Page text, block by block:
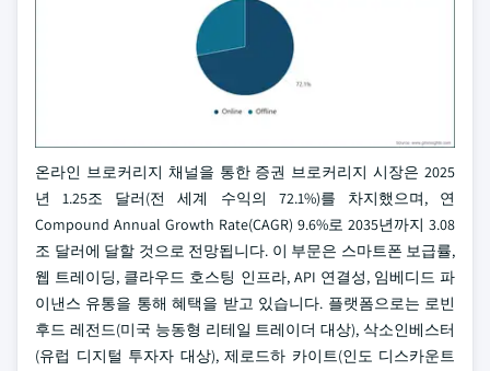
온라인 브로커리지 채널을 통한 증권 브로커리지 시장은 2025
년 1.25조 달러(전 세계 수익의 72.1%)를 차지했으며, 연
Compound Annual Growth Rate(CAGR) 9.6%로 2035년까지 3.08
조 달러에 달할 것으로 전망됩니다. 이 부문은 스마트폰 보급률,
웹 트레이딩, 클라우드 호스팅 인프라, API 연결성, 임베디드 파
이낸스 유통을 통해 혜택을 받고 있습니다. 플랫폼으로는 로빈
후드 레전드(미국 능동형 리테일 트레이더 대상), 삭소인베스터
(유럽 디지털 투자자 대상), 제로드하 카이트(인도 디스카운트